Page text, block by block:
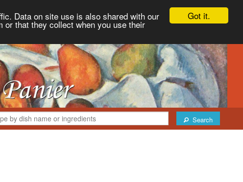
Got it.
Data on site use is also shared with our
or that they collect when you use their
Search